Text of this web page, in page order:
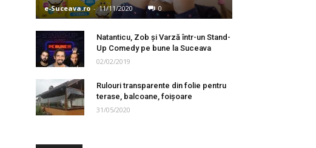
e-Suceava.ro - 11/11/2020 0
Natanticu, Zob și Varză într-un Stand-
Up Comedy pe bune la Suceava
02/02/2019
Rulouri transparente din folie pentru
terase, balcoane, foişoare
31/05/2020